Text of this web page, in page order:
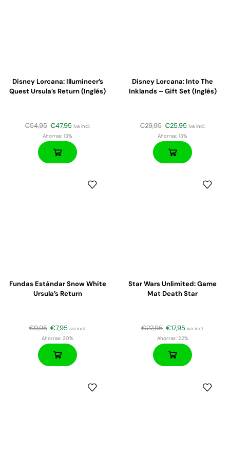
Disney Lorcana: Illumineer’s
Quest Ursula’s Return (Inglés)
€54,95 €47,95 iva incl.
Ahorras: 13%
Disney Lorcana: Into The
Inklands – Gift Set (Inglés)
€29,95 €25,95 iva incl.
Ahorras: 13%
Fundas Estándar Snow White
Ursula’s Return
€9,95 €7,95 iva incl.
Ahorras: 20%
Star Wars Unlimited: Game
Mat Death Star
€22,95 €17,95 iva incl.
Ahorras:22%